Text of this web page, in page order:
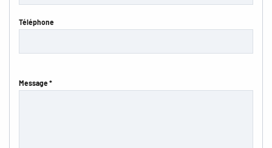
Téléphone
Message *